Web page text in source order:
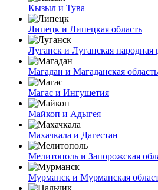
Кызыл и Тува
Липецк и Липецкая область
Луганск и Луганская народная
Магадан и Магаданская область
Магас и Ингушетия
Майкоп и Адыгея
Махачкала и Дагестан
Мелитополь и Запорожская
Мурманск и Мурманская